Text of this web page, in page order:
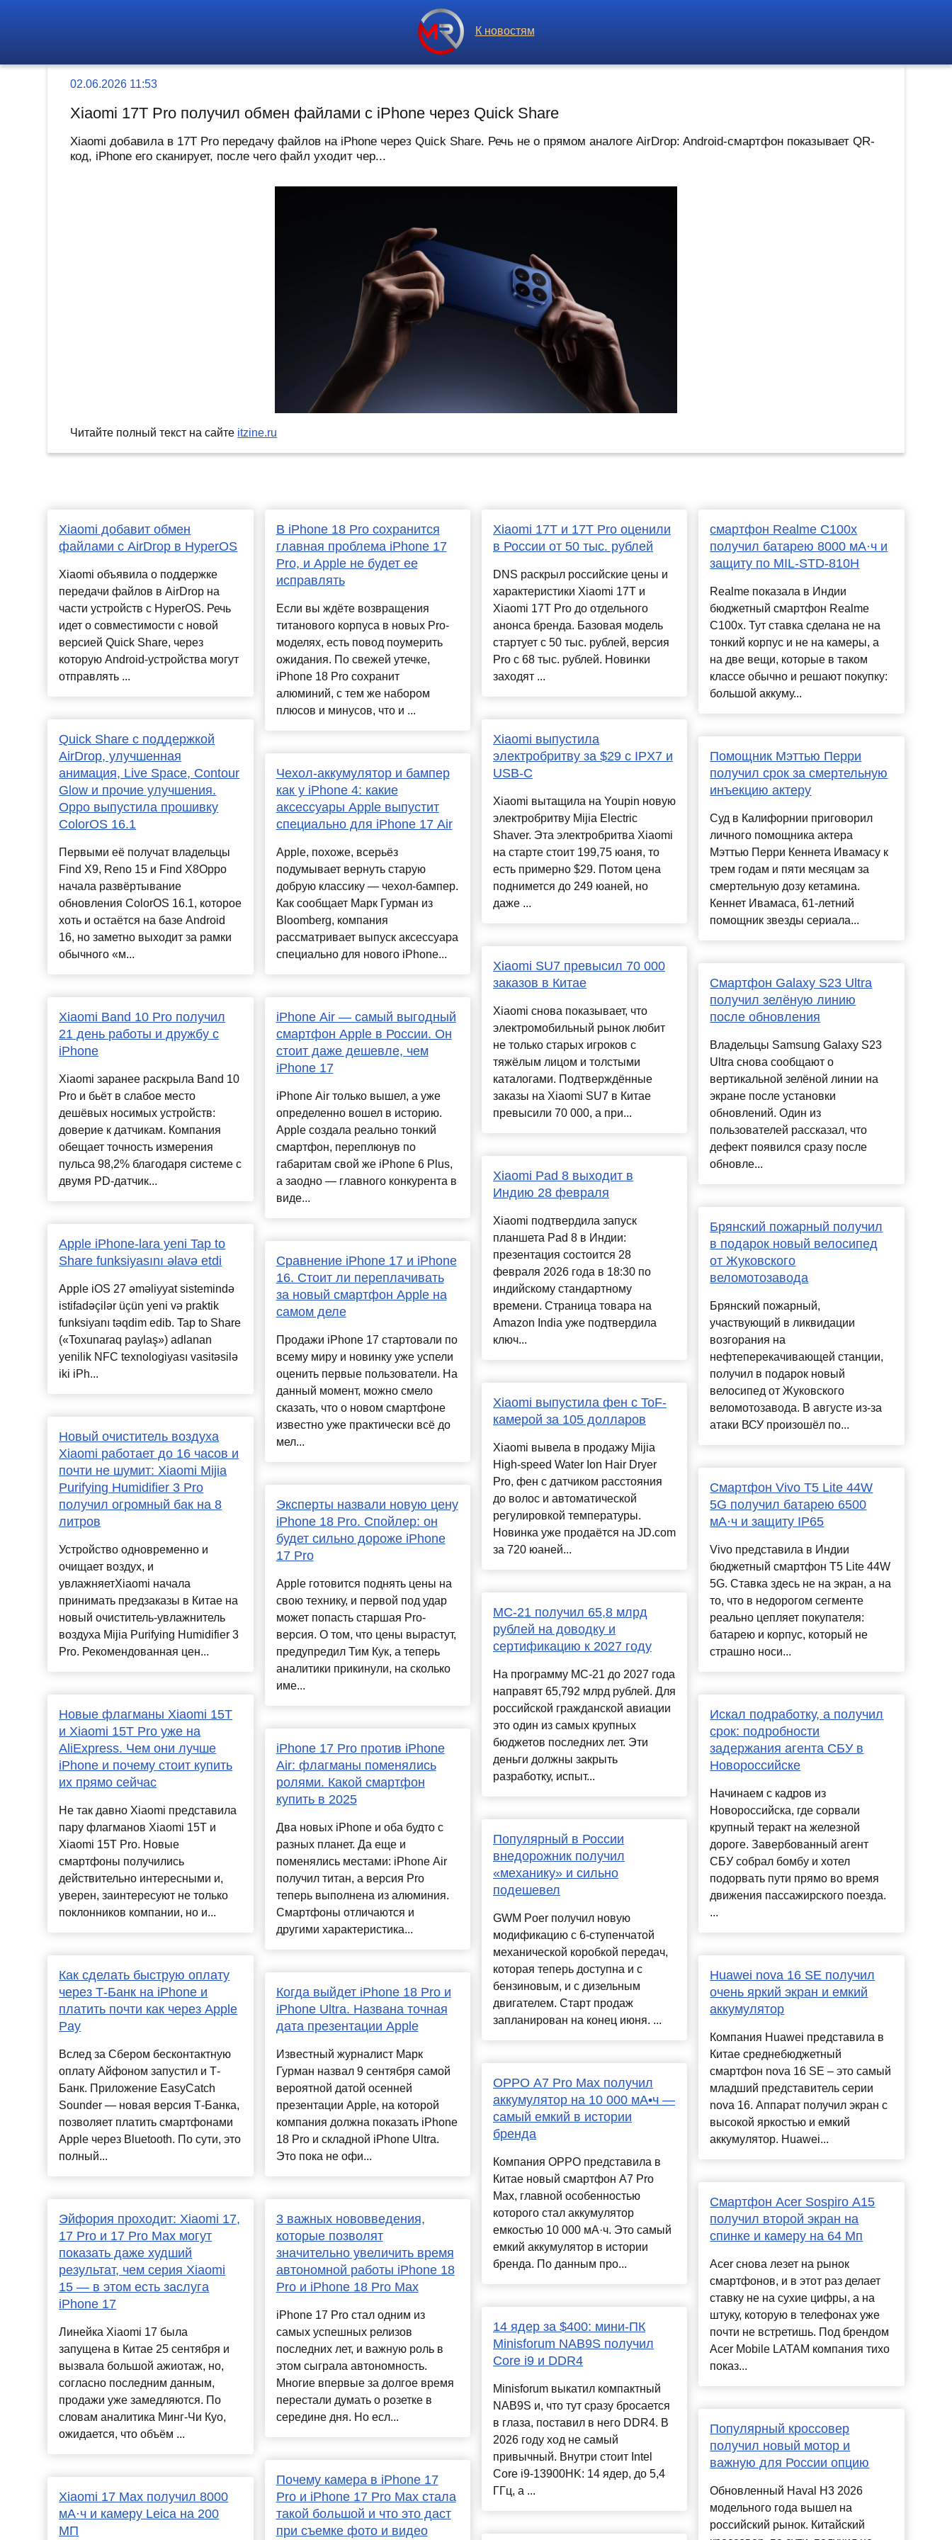
К новостям
02.06.2026 11:53
Xiaomi 17T Pro получил обмен файлами с iPhone через Quick Share
Xiaomi добавила в 17T Pro передачу файлов на iPhone через Quick Share. Речь не о прямом аналоге AirDrop: Android-смартфон показывает QR-
код, iPhone его сканирует, после чего файл уходит чер...
Читайте полный текст на сайте itzine.ru
Xiaomi добавит обмен
файлами с AirDrop в HyperOS
Xiaomi объявила о поддержке
передачи файлов в AirDrop на
части устройств с HyperOS. Речь
идет о совместимости с новой
версией Quick Share, через
которую Android-устройства могут
отправлять ...
Quick Share с поддержкой
AirDrop, улучшенная
анимация, Live Space, Contour
Glow и прочие улучшения.
Oppo выпустила прошивку
ColorOS 16.1
Первыми её получат владельцы
Find X9, Reno 15 и Find X8Oppo
начала развёртывание
обновления ColorOS 16.1, которое
хоть и остаётся на базе Android
16, но заметно выходит за рамки
обычного «м...
Xiaomi Band 10 Pro получил
21 день работы и дружбу с
iPhone
Xiaomi заранее раскрыла Band 10
Pro и бьёт в слабое место
дешёвых носимых устройств:
доверие к датчикам. Компания
обещает точность измерения
пульса 98,2% благодаря системе с
двумя PD-датчик...
Apple iPhone-lara yeni Tap to
Share funksiyasını əlavə etdi
Apple iOS 27 əməliyyat sistemində
istifadəçilər üçün yeni və praktik
funksiyanı təqdim edib. Tap to Share
(«Toxunaraq paylaş») adlanan
yenilik NFC texnologiyası vasitəsilə
iki iPh...
Новый очиститель воздуха
Xiaomi работает до 16 часов и
почти не шумит: Xiaomi Mijia
Purifying Humidifier 3 Pro
получил огромный бак на 8
литров
Устройство одновременно и
очищает воздух, и
увлажняетXiaomi начала
принимать предзаказы в Китае на
новый очиститель-увлажнитель
воздуха Mijia Purifying Humidifier 3
Pro. Рекомендованная цен...
Новые флагманы Xiaomi 15T
и Xiaomi 15T Pro уже на
AliExpress. Чем они лучше
iPhone и почему стоит купить
их прямо сейчас
Не так давно Xiaomi представила
пару флагманов Xiaomi 15T и
Xiaomi 15T Pro. Новые
смартфоны получились
действительно интересными и,
уверен, заинтересуют не только
поклонников компании, но и...
Как сделать быструю оплату
через Т-Банк на iPhone и
платить почти как через Apple
Pay
Вслед за Сбером бесконтактную
оплату Айфоном запустил и Т-
Банк. Приложение EasyCatch
Sounder — новая версия Т-Банка,
позволяет платить смартфонами
Apple через Bluetooth. По сути, это
полный...
Эйфория проходит: Xiaomi 17,
17 Pro и 17 Pro Max могут
показать даже худший
результат, чем серия Xiaomi
15 — в этом есть заслуга
iPhone 17
Линейка Xiaomi 17 была
запущена в Китае 25 сентября и
вызвала большой ажиотаж, но,
согласно последним данным,
продажи уже замедляются. По
словам аналитика Минг-Чи Куо,
ожидается, что объём ...
Xiaomi 17 Max получил 8000
мА·ч и камеру Leica на 200
МП
В iPhone 18 Pro сохранится
главная проблема iPhone 17
Pro, и Apple не будет ее
исправлять
Если вы ждёте возвращения
титанового корпуса в новых Pro-
моделях, есть повод поумерить
ожидания. По свежей утечке,
iPhone 18 Pro сохранит
алюминий, с тем же набором
плюсов и минусов, что и ...
Чехол-аккумулятор и бампер
как у iPhone 4: какие
аксессуары Apple выпустит
специально для iPhone 17 Air
Apple, похоже, всерьёз
подумывает вернуть старую
добрую классику — чехол-бампер.
Как сообщает Марк Гурман из
Bloomberg, компания
рассматривает выпуск аксессуара
специально для нового iPhone...
iPhone Air — самый выгодный
смартфон Apple в России. Он
стоит даже дешевле, чем
iPhone 17
iPhone Air только вышел, а уже
определенно вошел в историю.
Apple создала реально тонкий
смартфон, переплюнув по
габаритам свой же iPhone 6 Plus,
а заодно — главного конкурента в
виде...
Сравнение iPhone 17 и iPhone
16. Стоит ли переплачивать
за новый смартфон Apple на
самом деле
Продажи iPhone 17 стартовали по
всему миру и новинку уже успели
оценить первые пользователи. На
данный момент, можно смело
сказать, что о новом смартфоне
известно уже практически всё до
мел...
Эксперты назвали новую цену
iPhone 18 Pro. Спойлер: он
будет сильно дороже iPhone
17 Pro
Apple готовится поднять цены на
свою технику, и первой под удар
может попасть старшая Pro-
версия. О том, что цены вырастут,
предупредил Тим Кук, а теперь
аналитики прикинули, на сколько
име...
iPhone 17 Pro против iPhone
Air: флагманы поменялись
ролями. Какой смартфон
купить в 2025
Два новых iPhone и оба будто с
разных планет. Да еще и
поменялись местами: iPhone Air
получил титан, а версия Pro
теперь выполнена из алюминия.
Смартфоны отличаются и
другими характеристика...
Когда выйдет iPhone 18 Pro и
iPhone Ultra. Названа точная
дата презентации Apple
Известный журналист Марк
Гурман назвал 9 сентября самой
вероятной датой осенней
презентации Apple, на которой
компания должна показать iPhone
18 Pro и складной iPhone Ultra.
Это пока не офи...
3 важных нововведения,
которые позволят
значительно увеличить время
автономной работы iPhone 18
Pro и iPhone 18 Pro Max
iPhone 17 Pro стал одним из
самых успешных релизов
последних лет, и важную роль в
этом сыграла автономность.
Многие впервые за долгое время
перестали думать о розетке в
середине дня. Но есл...
Почему камера в iPhone 17
Pro и iPhone 17 Pro Max стала
такой большой и что это даст
при съемке фото и видео
Xiaomi 17T и 17T Pro оценили
в России от 50 тыс. рублей
DNS раскрыл российские цены и
характеристики Xiaomi 17T и
Xiaomi 17T Pro до отдельного
анонса бренда. Базовая модель
стартует с 50 тыс. рублей, версия
Pro с 68 тыс. рублей. Новинки
заходят ...
Xiaomi выпустила
электробритву за $29 с IPX7 и
USB-C
Xiaomi вытащила на Youpin новую
электробритву Mijia Electric
Shaver. Эта электробритва Xiaomi
на старте стоит 199,75 юаня, то
есть примерно $29. Потом цена
поднимется до 249 юаней, но
даже ...
Xiaomi SU7 превысил 70 000
заказов в Китае
Xiaomi снова показывает, что
электромобильный рынок любит
не только старых игроков с
тяжёлым лицом и толстыми
каталогами. Подтверждённые
заказы на Xiaomi SU7 в Китае
превысили 70 000, а при...
Xiaomi Pad 8 выходит в
Индию 28 февраля
Xiaomi подтвердила запуск
планшета Pad 8 в Индии:
презентация состоится 28
февраля 2026 года в 18:30 по
индийскому стандартному
времени. Страница товара на
Amazon India уже подтвердила
ключ...
Xiaomi выпустила фен с ToF-
камерой за 105 долларов
Xiaomi вывела в продажу Mijia
High-speed Water Ion Hair Dryer
Pro, фен с датчиком расстояния
до волос и автоматической
регулировкой температуры.
Новинка уже продаётся на JD.com
за 720 юаней...
МС-21 получил 65,8 млрд
рублей на доводку и
сертификацию к 2027 году
На программу МС-21 до 2027 года
направят 65,792 млрд рублей. Для
российской гражданской авиации
это один из самых крупных
бюджетов последних лет. Эти
деньги должны закрыть
разработку, испыт...
Популярный в России
внедорожник получил
«механику» и сильно
подешевел
GWM Poer получил новую
модификацию с 6-ступенчатой
механической коробкой передач,
которая теперь доступна и с
бензиновым, и с дизельным
двигателем. Старт продаж
запланирован на конец июня. ...
OPPO A7 Pro Max получил
аккумулятор на 10 000 мА•ч —
самый емкий в истории
бренда
Компания OPPO представила в
Китае новый смартфон A7 Pro
Max, главной особенностью
которого стал аккумулятор
емкостью 10 000 мА·ч. Это самый
емкий аккумулятор в истории
бренда. По данным про...
14 ядер за $400: мини-ПК
Minisforum NAB9S получил
Core i9 и DDR4
Minisforum выкатил компактный
NAB9S и, что тут сразу бросается
в глаза, поставил в него DDR4. В
2026 году ход не самый
привычный. Внутри стоит Intel
Core i9-13900HK: 14 ядер, до 5,4
ГГц, а ...
смартфон Realme C100x
получил батарею 8000 мА·ч и
защиту по MIL-STD-810H
Realme показала в Индии
бюджетный смартфон Realme
C100x. Тут ставка сделана не на
тонкий корпус и не на камеры, а
на две вещи, которые в таком
классе обычно и решают покупку:
большой аккуму...
Помощник Мэттью Перри
получил срок за смертельную
инъекцию актеру
Суд в Калифорнии приговорил
личного помощника актера
Мэттью Перри Кеннета Ивамасу к
трем годам и пяти месяцам за
смертельную дозу кетамина.
Кеннет Ивамаса, 61-летний
помощник звезды сериала...
Смартфон Galaxy S23 Ultra
получил зелёную линию
после обновления
Владельцы Samsung Galaxy S23
Ultra снова сообщают о
вертикальной зелёной линии на
экране после установки
обновлений. Один из
пользователей рассказал, что
дефект появился сразу после
обновле...
Брянский пожарный получил
в подарок новый велосипед
от Жуковского
веломотозавода
Брянский пожарный,
участвующий в ликвидации
возгорания на
нефтеперекачивающей станции,
получил в подарок новый
велосипед от Жуковского
веломотозавода. В августе из-за
атаки ВСУ произошёл по...
Смартфон Vivo T5 Lite 44W
5G получил батарею 6500
мА·ч и защиту IP65
Vivo представила в Индии
бюджетный смартфон T5 Lite 44W
5G. Ставка здесь не на экран, а на
то, что в недорогом сегменте
реально цепляет покупателя:
батарею и корпус, который не
страшно носи...
Искал подработку, а получил
срок: подробности
задержания агента СБУ в
Новороссийске
Начинаем с кадров из
Новороссийска, где сорвали
крупный теракт на железной
дороге. Завербованный агент
СБУ собрал бомбу и хотел
подорвать пути прямо во время
движения пассажирского поезда.
...
Huawei nova 16 SE получил
очень яркий экран и емкий
аккумулятор
Компания Huawei представила в
Китае среднебюджетный
смартфон nova 16 SE – это самый
младший представитель серии
nova 16. Аппарат получил экран с
высокой яркостью и емкий
аккумулятор. Huawei...
Смартфон Acer Sospiro A15
получил второй экран на
спинке и камеру на 64 Мп
Acer снова лезет на рынок
смартфонов, и в этот раз делает
ставку не на сухие цифры, а на
штуку, которую в телефонах уже
почти не встретишь. Под брендом
Acer Mobile LATAM компания тихо
показ...
Популярный кроссовер
получил новый мотор и
важную для России опцию
Обновленный Haval H3 2026
модельного года вышел на
российский рынок. Китайский